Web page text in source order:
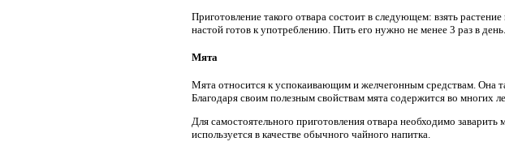
Приготовление такого отвара состоит в следующем: взять
настой готов к употреблению. Пить его нужно не менее 3 раз в день.
Мята
Мята относится к успокаивающим и желчегонным средствам. Она
Благодаря своим полезным свойствам мята содержится во многих
Для самостоятельного приготовления отвара необходимо
используется в качестве обычного чайного напитка.